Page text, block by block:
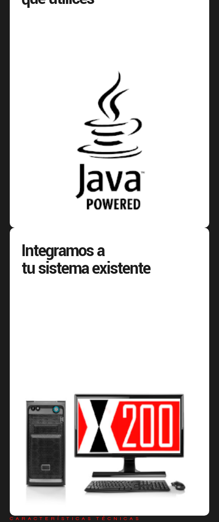
Integramos a
tu sistema existente
CARACTERÍSTICAS TÉCNICAS